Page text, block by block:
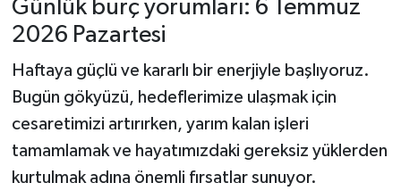
Günlük burç yorumları: 6 Temmuz
2026 Pazartesi
Haftaya güçlü ve kararlı bir enerjiyle başlıyoruz.
Bugün gökyüzü, hedeflerimize ulaşmak için
cesaretimizi artırırken, yarım kalan işleri
tamamlamak ve hayatımızdaki gereksiz yüklerden
kurtulmak adına önemli fırsatlar sunuyor.